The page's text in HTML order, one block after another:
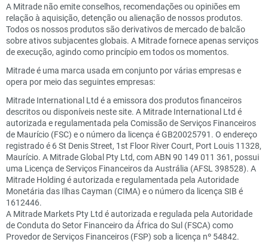
A Mitrade não emite conselhos, recomendações ou opiniões em
relação à aquisição, detenção ou alienação de nossos produtos.
Todos os nossos produtos são derivativos de mercado de balcão
sobre ativos subjacentes globais. A Mitrade fornece apenas serviços
de execução, agindo como princípio em todos os momentos.
Mitrade é uma marca usada em conjunto por várias empresas e
opera por meio das seguintes empresas:
Mitrade International Ltd é a emissora dos produtos financeiros
descritos ou disponíveis neste site. A Mitrade International Ltd é
autorizada e regulamentada pela Comissão de Serviços Financeiros
de Maurício (FSC) e o número da licença é GB20025791. O endereço
registrado é 6 St Denis Street, 1st Floor River Court, Port Louis 11328,
Maurício. A Mitrade Global Pty Ltd, com ABN 90 149 011 361, possui
uma Licença de Serviços Financeiros da Austrália (AFSL 398528). A
Mitrade Holding é autorizada e regulamentada pela Autoridade
Monetária das Ilhas Cayman (CIMA) e o número da licença SIB é
1612446.
A Mitrade Markets Pty Ltd é autorizada e regulada pela Autoridade
de Conduta do Setor Financeiro da África do Sul (FSCA) como
Provedor de Serviços Financeiros (FSP) sob a licença nº 54842.